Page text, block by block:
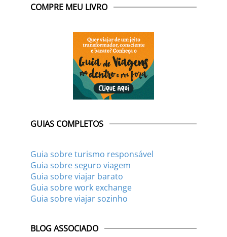
COMPRE MEU LIVRO
GUIAS COMPLETOS
Guia sobre turismo responsável
Guia sobre seguro viagem
Guia sobre viajar barato
Guia sobre work exchange
Guia sobre viajar sozinho
BLOG ASSOCIADO